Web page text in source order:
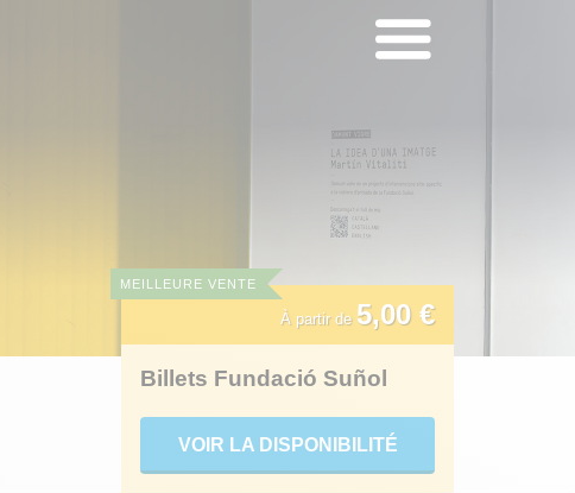
MEILLEURE VENTE
À partir de 5,00 €
Billets Fundació Suñol
VOIR LA DISPONIBILITÉ